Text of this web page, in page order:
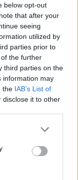
below opt-out
that after your
seeing
utilized by
parties prior to
the further
third parties on the
information may
the IAB’s List of
disclose it to other
em
Governo